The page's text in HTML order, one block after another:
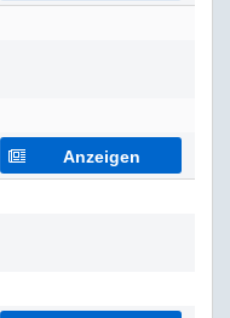
Anzeigen